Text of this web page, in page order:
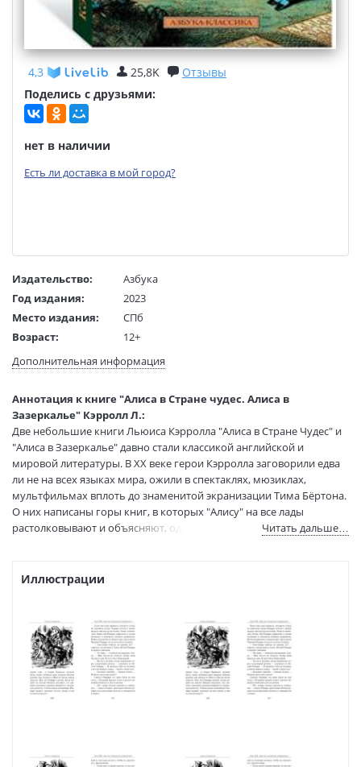
4,3 25,8K
Отзывы
Поделись с друзьями:
нет в наличии
Есть ли доставка в мой город?
Издательство:
Азбука
Год издания:
2023
Место издания:
СПб
Возраст:
12+
Язык текста:
русский
Перевод:
Демурова Н.
Тип обложки:
Мягкая обложка
Формат:
75х100 1/32
Размеры в мм
(ДхШхВ):
180x115x16
Вес:
200 гр.
Страниц:
416
Тираж:
3000 экз.
ISBN:
Дополнительная информация
Аннотация к книге "Алиса в Стране чудес. Алиса в
Зазеркалье" Кэрролл Л.:
Две небольшие книги Льюиса Кэрролла "Алиса в Стране Чудес" и
"Алиса в Зазеркалье" давно стали классикой английской и
мировой литературы. В XX веке герои Кэрролла заговорили едва
ли не на всех языках мира, ожили в спектаклях, мюзиклах,
мультфильмах вплоть до знаменитой экранизации Тима Бёртона.
О них написаны горы книг, в которых "Алису" на все лады
растолковывают и объясняют, однако волшебство этих текстов
В настоящее издание вошли два произведения Кэрролла — "Алиса
Читать дальше…
Иллюстрации